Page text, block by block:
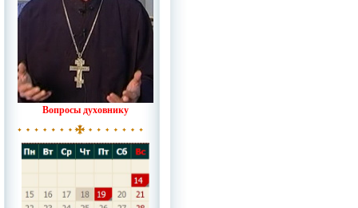
Вопросы духовнику